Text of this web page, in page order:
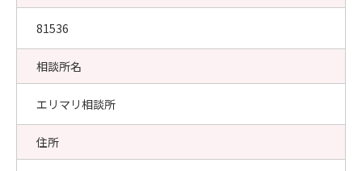
81536
相談所名
エリマリ相談所
住所